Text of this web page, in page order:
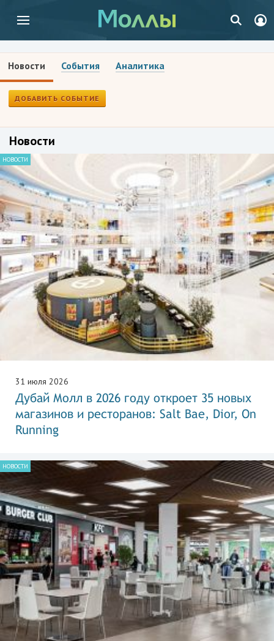
Новости События Аналитика
ДОБАВИТЬ СОБЫТИЕ
Новости
НОВОСТИ
31 июля 2026
Дубай Молл в 2026 году откроет 35 новых
магазинов и ресторанов: Salt Bae, Dior, On
Running
НОВОСТИ